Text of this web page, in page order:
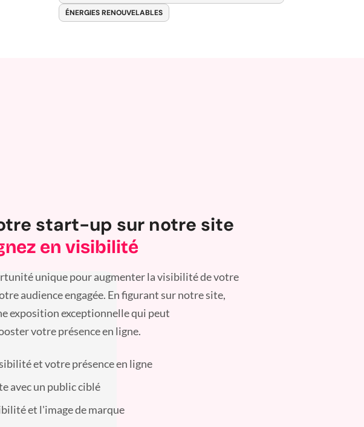
ÉNERGIES RENOUVELABLES
start-up sur notre site
en visibilité
unique pour augmenter la visibilité de votre
audience engagée. En figurant sur notre site,
exposition exceptionnelle qui peut
votre présence en ligne.
et votre présence en ligne
avec un public ciblé
et l'image de marque